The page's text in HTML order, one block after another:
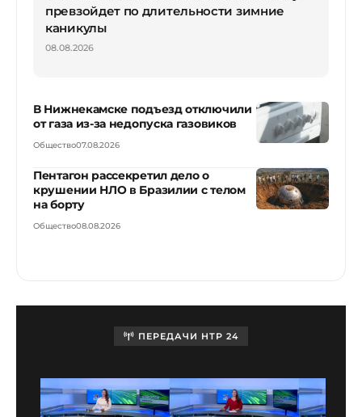
превзойдет по длительности зимние
каникулы
08.08.2026
В Нижнекамске подъезд отключили
от газа из-за недопуска газовиков
Общество07.08.2026
Пентагон рассекретил дело о
крушении НЛО в Бразилии с телом
на борту
Общество08.08.2026
ПЕРЕДАЧИ НТР 24